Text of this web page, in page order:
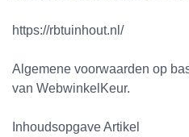
https://rbtuinhout.nl/
Algemene voorwaarden op
van WebwinkelKeur.
Inhoudsopgave Artikel